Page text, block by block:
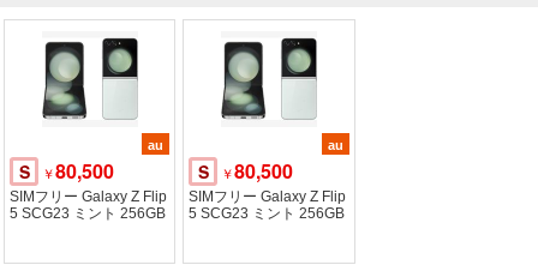
au
S ￥80,500
SIMフリー Galaxy Z Flip
5 SCG23 ミント 256GB
au
S ￥80,500
SIMフリー Galaxy Z Flip
5 SCG23 ミント 256GB